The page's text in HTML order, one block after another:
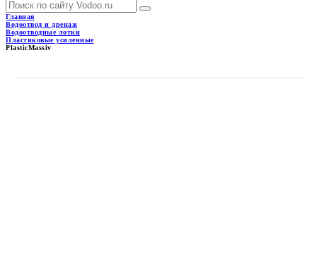
Главная
Водоотвод и дренаж
Водоотводные лотки
Пластиковые усиленные
PlasticMassiv